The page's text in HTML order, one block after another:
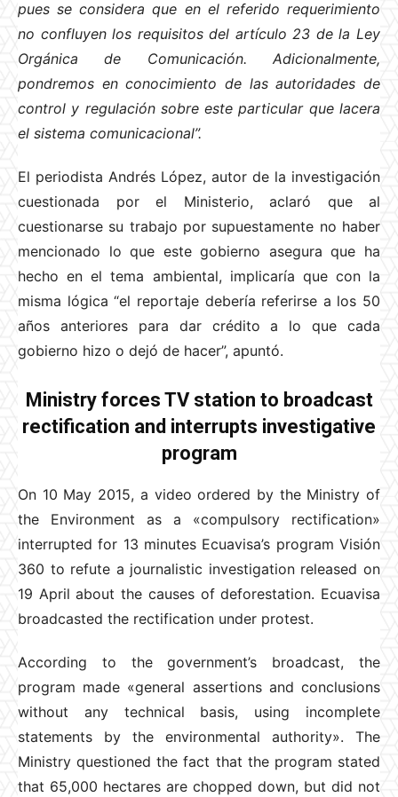
pues se considera que en el referido requerimiento
no confluyen los requisitos del artículo 23 de la Ley
Orgánica de Comunicación. Adicionalmente,
pondremos en conocimiento de las autoridades de
control y regulación sobre este particular que lacera
el sistema comunicacional”.
El periodista Andrés López, autor de la investigación
cuestionada por el Ministerio, aclaró que al
cuestionarse su trabajo por supuestamente no haber
mencionado lo que este gobierno asegura que ha
hecho en el tema ambiental, implicaría que con la
misma lógica “el reportaje debería referirse a los 50
años anteriores para dar crédito a lo que cada
gobierno hizo o dejó de hacer”, apuntó.
Ministry forces TV station to broadcast
rectification and interrupts investigative
program
On 10 May 2015, a video ordered by the Ministry of
the Environment as a «compulsory rectification»
interrupted for 13 minutes Ecuavisa’s program Visión
360 to refute a journalistic investigation released on
19 April about the causes of deforestation. Ecuavisa
broadcasted the rectification under protest.
According to the government’s broadcast, the
program made «general assertions and conclusions
without any technical basis, using incomplete
statements by the environmental authority». The
Ministry questioned the fact that the program stated
that 65,000 hectares are chopped down, but did not